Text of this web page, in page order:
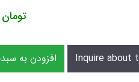
تومان
افزودن به Inquire about